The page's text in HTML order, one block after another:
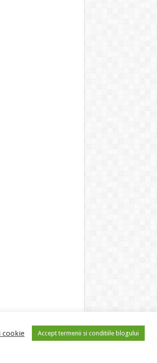
cookie Accept termenii si conditiile blogului